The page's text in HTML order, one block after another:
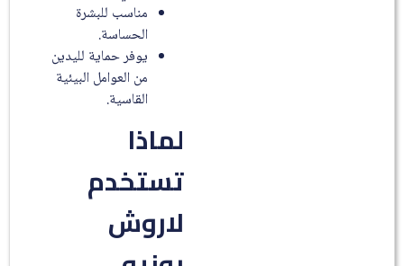
مناسب للبشرة
الحساسة.
يوفر حماية لليدين
من العوامل البيئية
القاسية.
لماذا
تستخدم
لاروش